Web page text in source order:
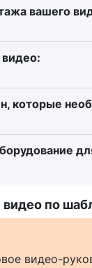
вашего
которые
видео по
видео-